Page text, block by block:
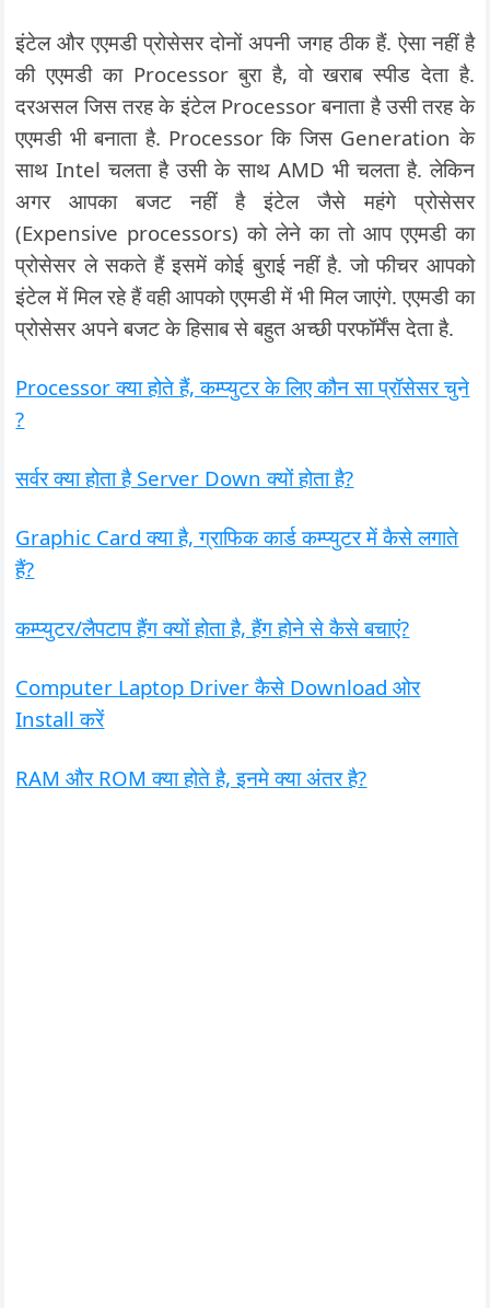
इंटेल और एएमडी प्रोसेसर दोनों अपनी जगह ठीक हैं. ऐसा नहीं है
की एएमडी का Processor बुरा है, वो खराब स्पीड देता है.
दरअसल जिस तरह के इंटेल Processor बनाता है उसी तरह के
एएमडी भी बनाता है. Processor कि जिस Generation के
साथ Intel चलता है उसी के साथ AMD भी चलता है. लेकिन
अगर आपका बजट नहीं है इंटेल जैसे महंगे प्रोसेसर
(Expensive processors) को लेने का तो आप एएमडी का
प्रोसेसर ले सकते हैं इसमें कोई बुराई नहीं है. जो फीचर आपको
इंटेल में मिल रहे हैं वही आपको एएमडी में भी मिल जाएंगे. एएमडी का
प्रोसेसर अपने बजट के हिसाब से बहुत अच्छी परफॉर्मेंस देता है.
Processor क्या होते हैं, कम्प्युटर के लिए कौन सा प्रॉसेसर चुने
?
सर्वर क्या होता है Server Down क्यों होता है?
Graphic Card क्या है, ग्राफिक कार्ड कम्प्युटर में कैसे लगाते
हैं?
कम्प्युटर/लैपटाप हैंग क्यों होता है, हैंग होने से कैसे बचाएं?
Computer Laptop Driver कैसे Download ओर
Install करें
RAM और ROM क्या होते है, इनमे क्या अंतर है?